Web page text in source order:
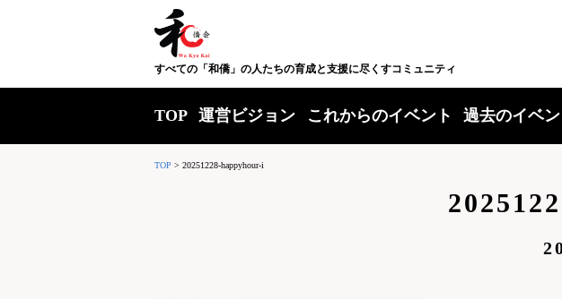
すべての「和僑」の人たちの育成と支援に尽くすコミュニティ
TOP 運営ビジョン これからのイベント 過去のイベン
TOP > 20251228-happyhour-i